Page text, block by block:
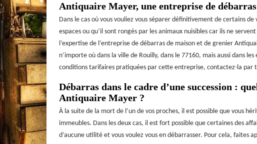
Antiquaire Mayer, une entreprise de
Dans le cas où vous vouliez vous séparer définitivement de certains de
espaces ou qu’il sont rongés par les animaux nuisibles car ils ne
l’expertise de l’entreprise de débarras de maison et de grenier
n’importe où dans la ville de Rouilly, dans le 77160, mais aussi dans
conditions tarifaires pratiquées par cette entreprise, contactez-la par
Débarras dans le cadre d’une succession :
Antiquaire Mayer ?
À la suite de la mort de l’un de vos proches, il est possible que vous
immeubles. Dans les deux cas, il est fort possible que certaines des
d’aucune utilité et vous voulez vous en débarrasser. Pour cela, faites